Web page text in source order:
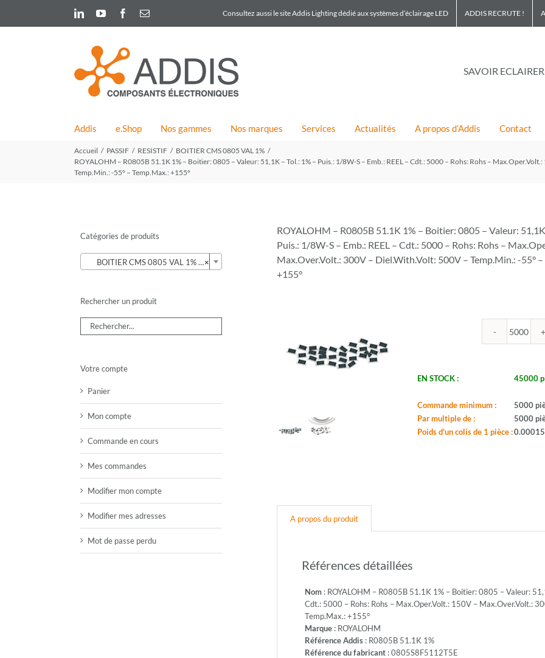
content
LinkedInYouTubeFacebook
Email Consultez aussi le site Addis Lighting dédié aux systèmes d’éclairage LED ADDIS RECRUTE !
SAVOIR
Addis e.Shop Nos gammes Nos marques Services Actualités A propos d’Addis Contact
Accueil PASSIF RESISTIF
BOITIER CMS 0805 VAL 1%
ROYALOHM – R0805B 51.1K 1% – Boitier: 0805 – Valeur: 51,1K – Tol.: 1% – Puis.: 1/8W-S – Emb.: REEL – Cdt.: 5000 – Rohs: Rohs –
Temp.Min.: -55° – Temp.Max.: +155°
ROYALOHM – R0805B 51.1K 1% – Boitier: 0805 – Valeur:
Puis.: 1/8W-S – Emb.: REEL – Cdt.: 5000 – Rohs: Rohs –
Max.Over.Volt.: 300V – Diel.With.Volt: 500V – Temp.Min.: -55° –
+155°
-
1%
-
Boitier:
-
Emb.:
REEL
EN STOCK : 45000
Commande minimum :
5000
Par multiple de :
5000
Poids d'un colis de 1 pièce :
A propos du produit
Références détaillées
Nom : ROYALOHM – R0805B 51.1K 1% – Boitier: 0805 – Valeur:
Cdt.: 5000 – Rohs: Rohs – Max.Oper.Volt.: 150V – Max.Over.Volt.:
Temp.Max.: +155°
Marque : ROYALOHM
Référence Addis : R0805B 51.1K 1%
Référence du fabricant : 0805S8F5112T5E
Catégories de produits
×
BOITIER CMS 0805 VAL 1% (424)
Rechercher un produit
Votre compte
Panier
Mon compte
Commande en cours
Mes commandes
Modifier mon compte
Modifier mes adresses
Mot de passe perdu